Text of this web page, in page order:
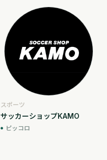
スポーツ
サッカーショップKAMO
ピッコロ